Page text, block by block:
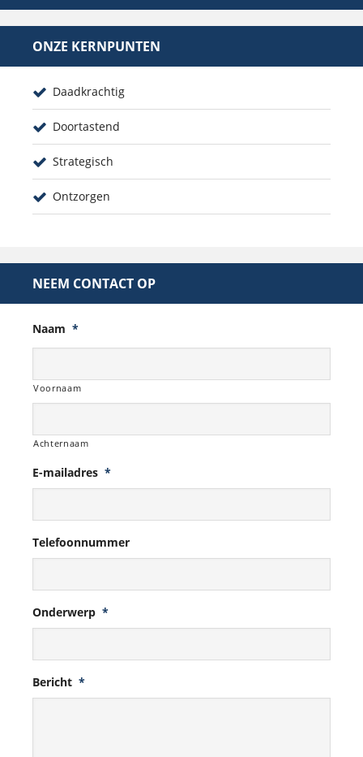
ONZE KERNPUNTEN
Daadkrachtig
Doortastend
Strategisch
Ontzorgen
NEEM CONTACT OP
Naam *
Voornaam
Achternaam
E-mailadres *
Telefoonnummer
Onderwerp *
Bericht *